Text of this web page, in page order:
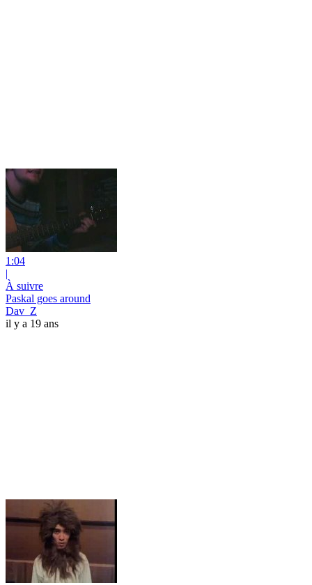
1:04
À suivre
Paskal goes around
Dav_Z
il y a 19 ans